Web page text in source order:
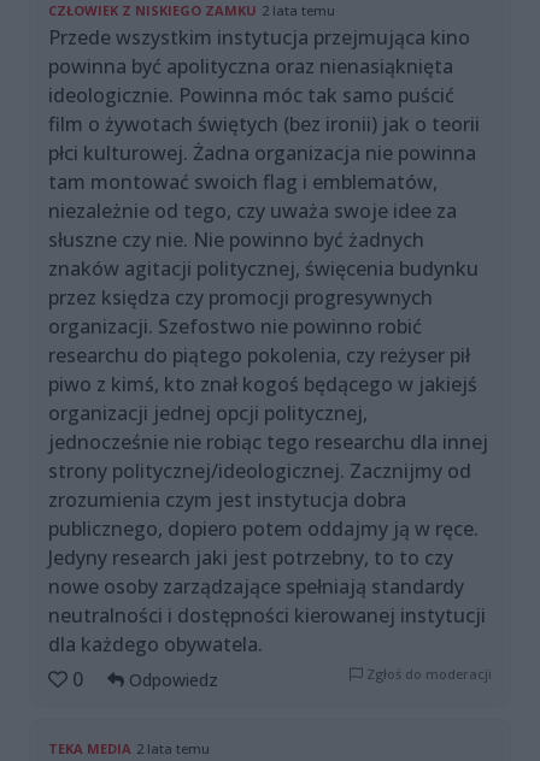
CZŁOWIEK Z NISKIEGO ZAMKU 2 lata temu
Przede wszystkim instytucja przejmująca kino
powinna być apolityczna oraz nienasiąknięta
ideologicznie. Powinna móc tak samo puścić
film o żywotach świętych (bez ironii) jak o teorii
płci kulturowej. Żadna organizacja nie powinna
tam montować swoich flag i emblematów,
niezależnie od tego, czy uważa swoje idee za
słuszne czy nie. Nie powinno być żadnych
znaków agitacji politycznej, święcenia budynku
przez księdza czy promocji progresywnych
organizacji. Szefostwo nie powinno robić
researchu do piątego pokolenia, czy reżyser pił
piwo z kimś, kto znał kogoś będącego w jakiejś
organizacji jednej opcji politycznej,
jednocześnie nie robiąc tego researchu dla innej
strony politycznej/ideologicznej. Zacznijmy od
zrozumienia czym jest instytucja dobra
publicznego, dopiero potem oddajmy ją w ręce.
Jedyny research jaki jest potrzebny, to to czy
nowe osoby zarządzające spełniają standardy
neutralności i dostępności kierowanej instytucji
dla każdego obywatela.
0
Odpowiedz Zgłoś do moderacji
TEKA MEDIA 2 lata temu